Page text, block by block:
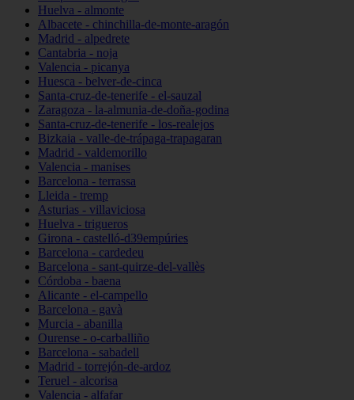
Huelva - almonte
Albacete - chinchilla-de-monte-aragón
Madrid - alpedrete
Cantabria - noja
Valencia - picanya
Huesca - belver-de-cinca
Santa-cruz-de-tenerife - el-sauzal
Zaragoza - la-almunia-de-doña-godina
Santa-cruz-de-tenerife - los-realejos
Bizkaia - valle-de-trápaga-trapagaran
Madrid - valdemorillo
Valencia - manises
Barcelona - terrassa
Lleida - tremp
Asturias - villaviciosa
Huelva - trigueros
Girona - castelló-d39empúries
Barcelona - cardedeu
Barcelona - sant-quirze-del-vallès
Córdoba - baena
Alicante - el-campello
Barcelona - gavà
Murcia - abanilla
Ourense - o-carballiño
Barcelona - sabadell
Madrid - torrejón-de-ardoz
Teruel - alcorisa
Valencia - alfafar